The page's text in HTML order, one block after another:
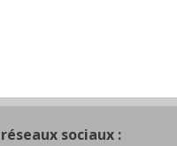
sociaux :